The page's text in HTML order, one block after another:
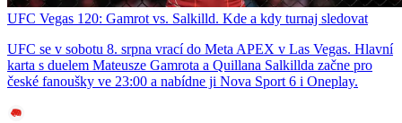
UFC Vegas 120: Gamrot vs. Salkilld. Kde a kdy turnaj sledovat
UFC se v sobotu 8. srpna vrací do Meta APEX v Las Vegas. Hlavní
karta s duelem Mateusze Gamrota a Quillana Salkillda začne pro
české fanoušky ve 23:00 a nabídne ji Nova Sport 6 i Oneplay.